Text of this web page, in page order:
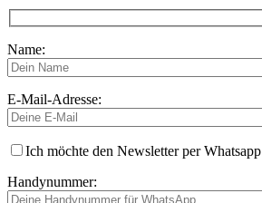
Name:
E-Mail-Adresse:
Ich möchte den Newsletter per
Handynummer: